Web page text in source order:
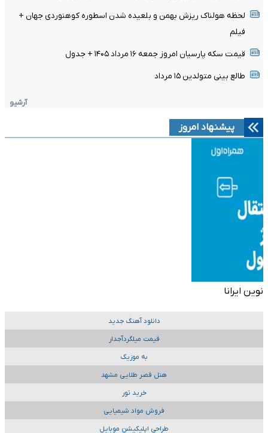
لحظه هولناک ریزش بهمن و بلعیده شدن اسطوره کوهنوردی جهان +
فیلم
قیمت سکه پارسیان امروز جمعه ۱۶ مرداد ۱۴۰۵ + جدول
طالع بینی متولدین ۱۵ مرداد
آرشیو
پیشنهاد امروز
نوین ایرانا
دانلود آهنگ جدید
قیمت میلگردآجدار
به موزیک
هتل قصر طلایی مشهد
خرید تور
فروش مواد شیمیایی
طراحی اپلیکیشن موبایل